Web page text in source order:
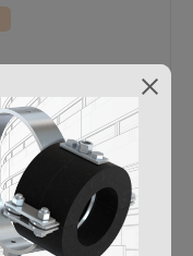
2719-000
M8
500 шт
оц. сталь
1.70 / шт